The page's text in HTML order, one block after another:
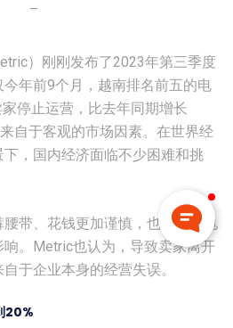
–
）刚刚发布了2023年第三季度
年前9个月，越南排名前五的电
停止运营，比去年同期增长
自于客观的市场因素。在世界经
，国内经济面临不少困难和挑
带、花钱更加谨慎，也直接对电
。Metric也认为，导致卖家离开
于企业本身的经营失误。
20%